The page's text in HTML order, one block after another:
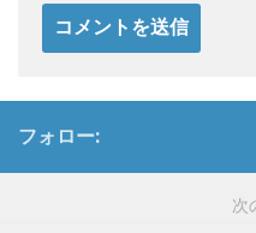
フォロー:
次